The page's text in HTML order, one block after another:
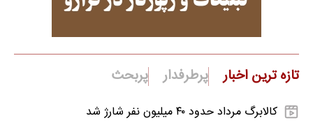
تازه ترین اخبار پرطرفدار پربحث
کالابرگ مرداد حدود ۴۰‌ میلیون نفر شارژ شد